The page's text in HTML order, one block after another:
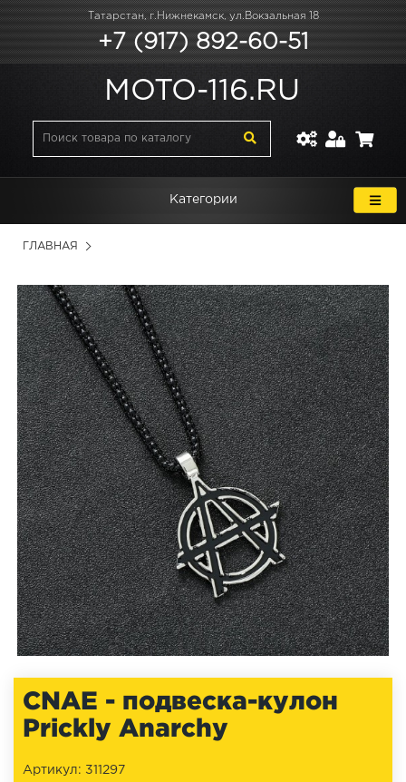
Татарстан, г.Нижнекамск, ул.Вокзальная 18
+7 (917) 892-60-51
MOTO-116.RU
Категории
ГЛАВНАЯ
CNAE - подвеска-кулон
Prickly Anarchy
Артикул: 311297